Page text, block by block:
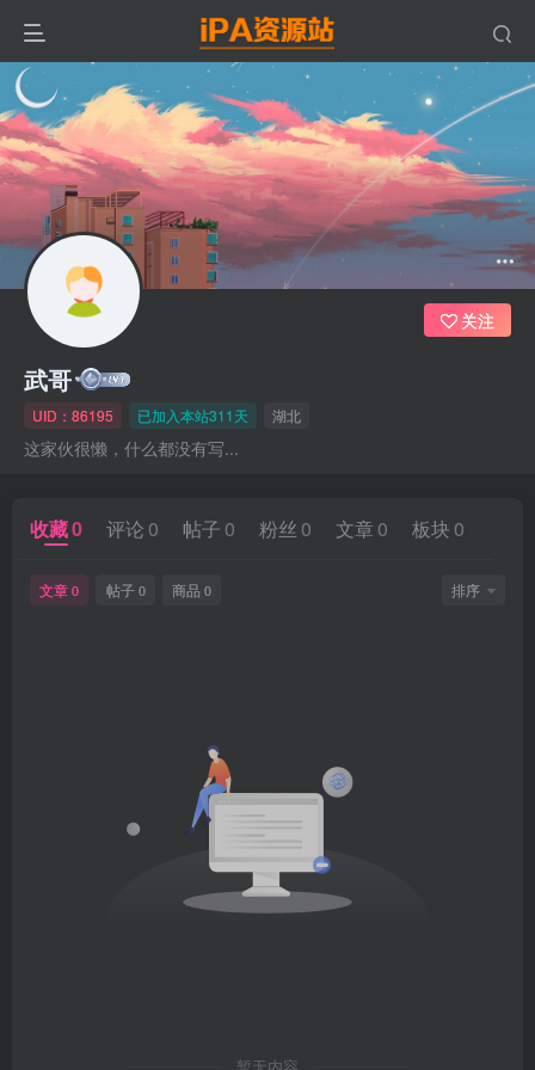
武哥
UID：86195 已加入本站311天 湖北
这家伙很懒，什么都没有写...
关注
收藏0 评论 0 帖子 0 粉丝 0 文章 0 板块 0
文章 0 帖子 0 商品 0 排序